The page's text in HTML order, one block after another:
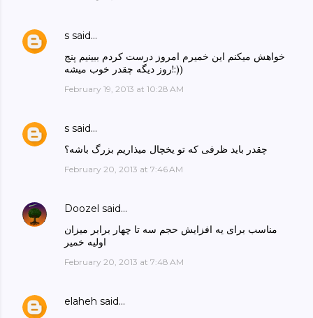
s said…
خواهش میکنم این خمیرم امروز درست کردم ببینیم پنج
روز دیگه چقدر خوب میشه!:))
February 19, 2013 at 10:28 AM
s said…
چقدر باید ظرفی که تو یخچال میذاریم بزرگ باشه؟
February 20, 2013 at 7:46 AM
Doozel said…
مناسب برای یه افزایش حجم سه تا چهار برابر میزان
اولیه خمیر
February 20, 2013 at 7:48 AM
elaheh said…